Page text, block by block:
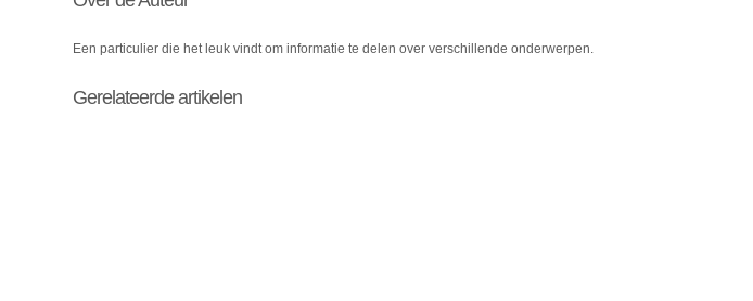
Een particulier die het leuk vindt om informatie te delen over verschillende onderwerpen.
Gerelateerde artikelen